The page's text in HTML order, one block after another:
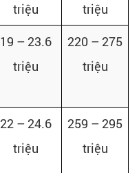
triệu
triệu
19 – 23.6
triệu
220 – 275
triệu
22 – 24.6
triệu
259 – 295
triệu